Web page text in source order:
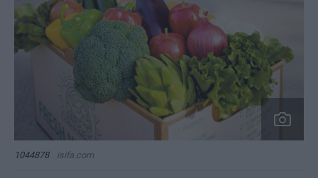
1044878 isifa.com